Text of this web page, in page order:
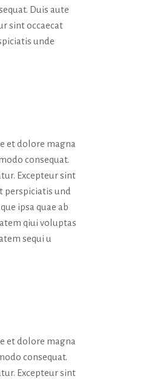
Duis aute
sint occaecat
unde
et dolore magna
consequat.
Excepteur sint
perspiciatis und
ipsa quae ab
qiui voluptas
sequi u
et dolore magna
consequat.
Excepteur sint